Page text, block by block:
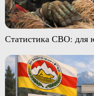
Статистика СВО: для